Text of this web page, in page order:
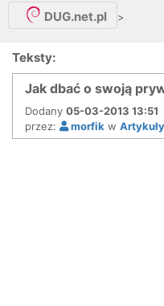
DUG.net.pl >
Teksty:
Jak dbać o swoją
Dodany 05-03-2013 13:51
przez:
morfik w Artykuły